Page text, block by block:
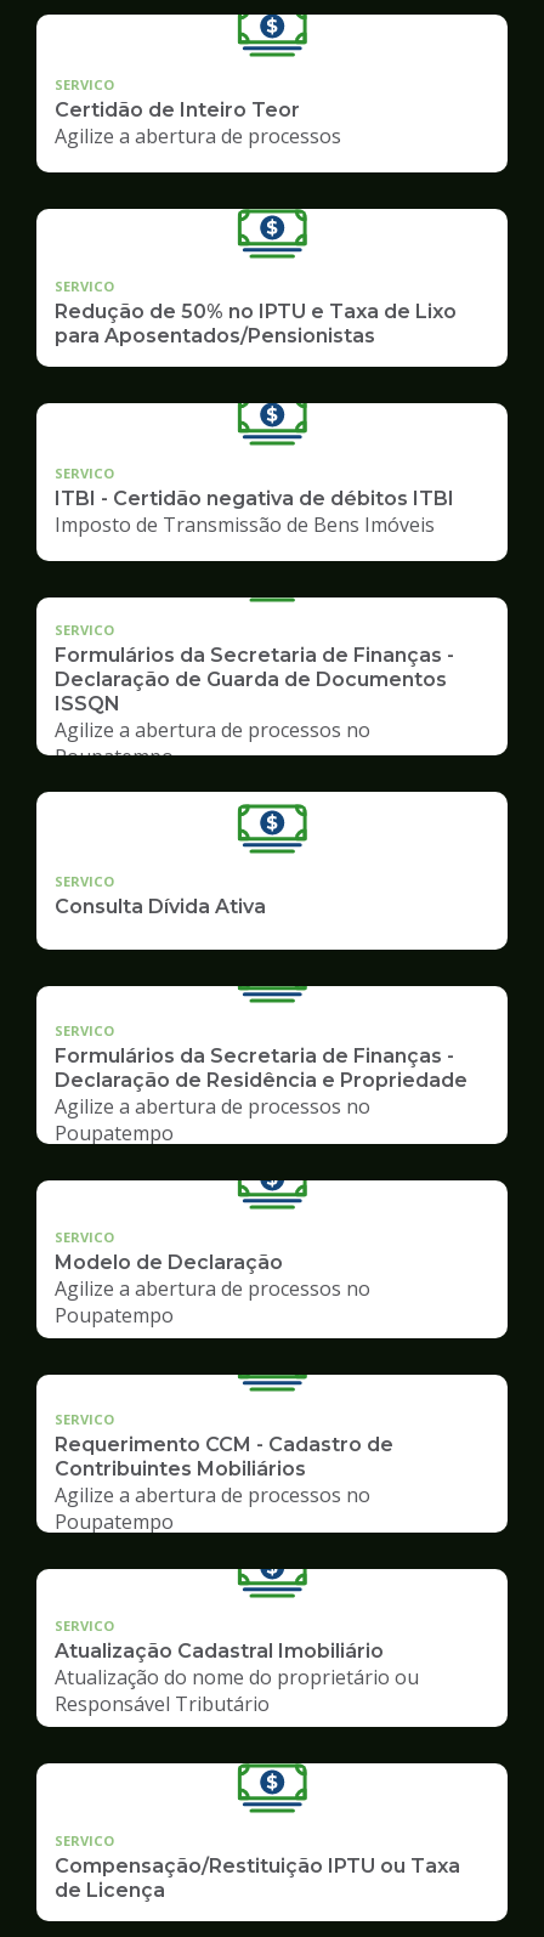
SERVICO
Certidão de Inteiro Teor
Agilize a abertura de processos
SERVICO
Redução de 50% no IPTU e Taxa de Lixo
para Aposentados/Pensionistas
SERVICO
ITBI - Certidão negativa de débitos ITBI
Imposto de Transmissão de Bens Imóveis
SERVICO
Formulários da Secretaria de Finanças -
Declaração de Guarda de Documentos
ISSQN
Agilize a abertura de processos no
Poupatempo
SERVICO
Consulta Dívida Ativa
SERVICO
Formulários da Secretaria de Finanças -
Declaração de Residência e Propriedade
Agilize a abertura de processos no
Poupatempo
SERVICO
Modelo de Declaração
Agilize a abertura de processos no
Poupatempo
SERVICO
Requerimento CCM - Cadastro de
Contribuintes Mobiliários
Agilize a abertura de processos no
Poupatempo
SERVICO
Atualização Cadastral Imobiliário
Atualização do nome do proprietário ou
Responsável Tributário
SERVICO
Compensação/Restituição IPTU ou Taxa
de Licença